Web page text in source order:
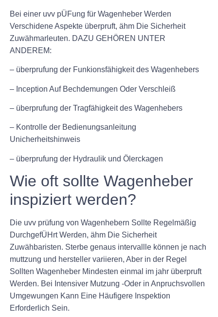
Bei einer uvv pÜFung für Wagenheber Werden
Verschidene Aspekte überpruft, ähm Die Sicherheit
Zuwähmarleuten. DAZU GEHÖREN UNTER
ANDEREM:
– überprufung der Funkionsfähigkeit des Wagenhebers
– Inception Auf Bechdemungen Oder Verschleiß
– überprufung der Tragfähigkeit des Wagenhebers
– Kontrolle der Bedienungsanleitung
Unicherheitshinweis
– überprufung der Hydraulik und Ölerckagen
Wie oft sollte Wagenheber
inspiziert werden?
Die uvv prüfung von Wagenhebern Sollte Regelmäßig
DurchgefÜHrt Werden, ähm Die Sicherheit
Zuwähbaristen. Sterbe genaus intervallle können je nach
muttzung und hersteller variieren, Aber in der Regel
Sollten Wagenheber Mindesten einmal im jahr überpruft
Werden. Bei Intensiver Mutzung -Oder in Anpruchsvollen
Umgewungen Kann Eine Häufigere Inspektion
Erforderlich Sein.